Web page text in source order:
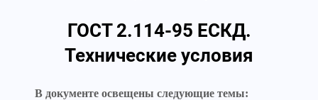
ГОСТ 2.114-95 ЕСКД.
Технические условия
В документе освещены следующие темы: